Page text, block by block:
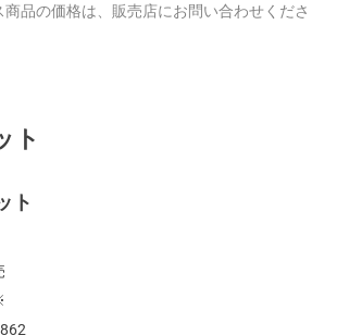
品の価格は、販売店にお問い合わせくださ
ト
ト